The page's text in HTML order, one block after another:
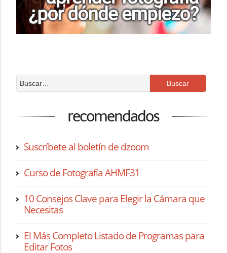
recomendados
Suscríbete al boletín de dzoom
Curso de Fotografía AHMF31
10 Consejos Clave para Elegir la Cámara que
Necesitas
El Más Completo Listado de Programas para
Editar Fotos